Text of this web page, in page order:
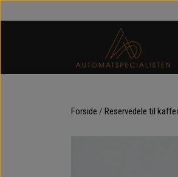
Forside Reservedele til